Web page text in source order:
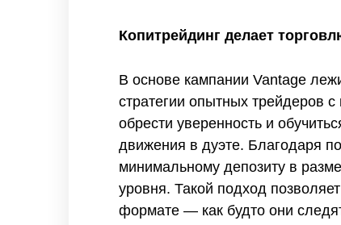
Копитрейдинг делает
В основе кампании Vantage
стратегии опытных трейдеров
обрести уверенность и
движения в дуэте. Благодаря
минимальному депозиту в
уровня. Такой подход
формате — как будто они